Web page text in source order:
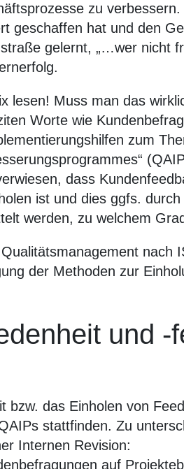
zu
geschaffen hat und den
gelernt, „…wer nicht
lesen! Muss man das
Worte wie
zum
dass
ist und dies ggfs.
werden, zu welchem
nach
der Methoden zur
und -
bzw. das Einholen von
stattfinden. Zu
Internen Revision:
auf